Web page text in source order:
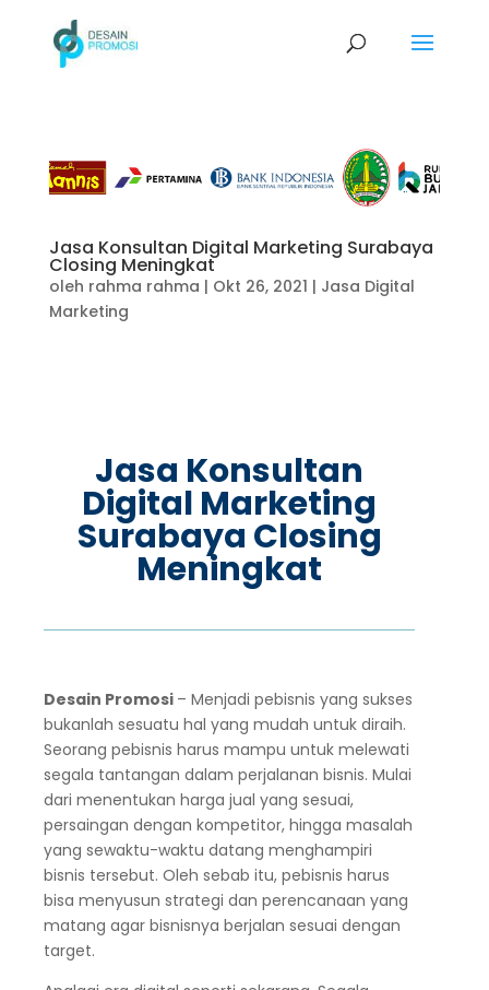
Jasa Konsultan Digital Marketing Surabaya
Closing Meningkat
oleh rahma rahma | Okt 26, 2021 | Jasa Digital
Marketing
Jasa Konsultan
Digital Marketing
Surabaya Closing
Meningkat
Desain Promosi – Menjadi pebisnis yang sukses
bukanlah sesuatu hal yang mudah untuk diraih.
Seorang pebisnis harus mampu untuk melewati
segala tantangan dalam perjalanan bisnis. Mulai
dari menentukan harga jual yang sesuai,
persaingan dengan kompetitor, hingga masalah
yang sewaktu-waktu datang menghampiri
bisnis tersebut. Oleh sebab itu, pebisnis harus
bisa menyusun strategi dan perencanaan yang
matang agar bisnisnya berjalan sesuai dengan
target.